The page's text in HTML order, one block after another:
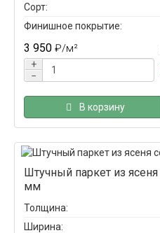
Сорт:
Финишное покрытие:
3 950 ₽/м²
+
−
В корзину
Штучный паркет из
мм
Толщина:
Ширина: